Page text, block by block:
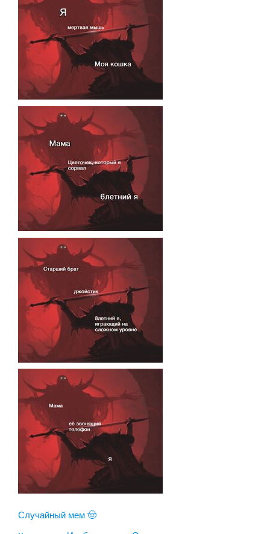
Случайный мем 🤠